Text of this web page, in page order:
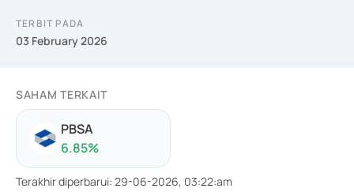
TERBIT PADA
03 February 2026
SAHAM TERKAIT
PBSA
6.85%
Terakhir diperbarui: 29-06-2026, 03:22:am